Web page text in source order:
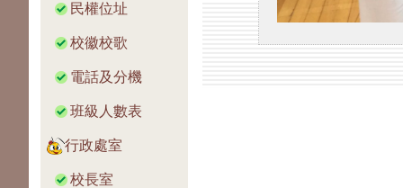
民權位址
校徽校歌
電話及分機
班級人數表
行政處室
校長室